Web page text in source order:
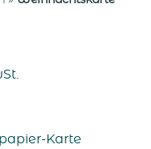
Karte